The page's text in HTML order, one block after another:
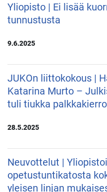
Yliopisto | Ei lisää
tunnustusta
9.6.2025
JUKOn liittokokous |
Katarina Murto –
tuli tiukka
28.5.2025
Neuvottelut |
opetustuntikatosta
yleisen linjan